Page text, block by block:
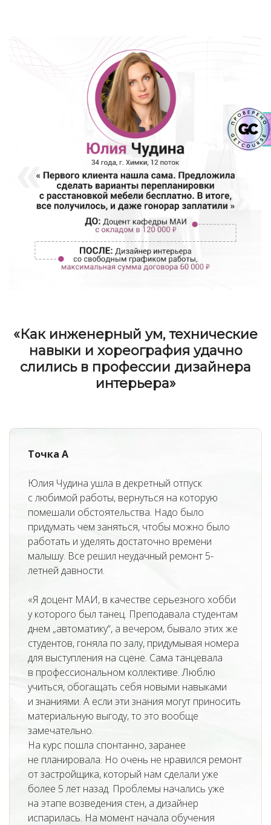
«Как инженерный ум, технические
навыки и хореография удачно
слились в профессии дизайнера
интерьера»
Точка А
Юлия Чудина ушла в декретный отпуск
с любимой работы, вернуться на которую
помешали обстоятельства. Надо было
придумать чем заняться, чтобы можно было
работать и уделять достаточно времени
малышу. Все решил неудачный ремонт 5-
летней давности.
«Я доцент МАИ, в качестве серьезного хобби
у которого был танец. Преподавала студентам
днем „автоматику“, а вечером, бывало этих же
студентов, гоняла по залу, придумывая номера
для выступления на сцене. Сама танцевала
в профессиональном коллективе. Люблю
учиться, обогащать себя новыми навыками
и знаниями. А если эти знания могут приносить
материальную выгоду, то это вообще
замечательно.
На курс пошла спонтанно, заранее
не планировала. Но очень не нравился ремонт
от застройщика, который нам сделали уже
более 5 лет назад. Проблемы начались уже
на этапе возведения стен, а дизайнер
испарилась. На момент начала обучения